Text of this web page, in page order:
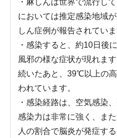
・麻しんは世界で流行し
においては推定感染地域
しん症例が報告されていま
・感染すると、約10日後
風邪の様な症状が現れま
続いたあと、39℃以上の
われています。
・感染経路は、空気感染
感染力は非常に強く、ま
人の割合で脳炎が発症す